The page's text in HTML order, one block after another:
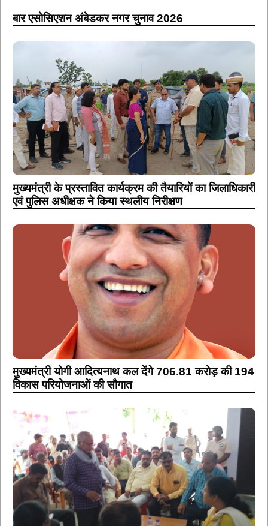
बार एसोसिएशन अंबेडकर नगर चुनाव 2026
मुख्यमंत्री के प्रस्तावित कार्यक्रम की तैयारियों का जिलाधिकारी
एवं पुलिस अधीक्षक ने किया स्थलीय निरीक्षण
मुख्यमंत्री योगी आदित्यनाथ कल देंगे 706.81 करोड़ की 194
विकास परियोजनाओं की सौगात